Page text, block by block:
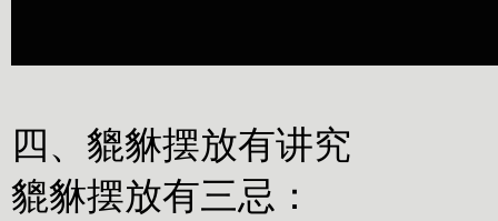
四、貔貅摆放有讲究
貔貅摆放有三忌：